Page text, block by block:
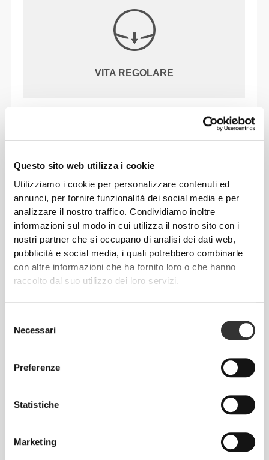
Questo sito web utilizza i cookie
Utilizziamo i cookie per personalizzare contenuti ed
annunci, per fornire funzionalità dei social media e per
analizzare il nostro traffico. Condividiamo inoltre
informazioni sul modo in cui utilizza il nostro sito con i
nostri partner che si occupano di analisi dei dati web,
pubblicità e social media, i quali potrebbero combinarle
con altre informazioni che ha fornito loro o che hanno
raccolto dal suo utilizzo dei loro servizi.
delNecessari
Preferenze
Statistiche
Marketing
VITA REGOLARE
IL NOSTRO MARCHIO È IL
Senza etichetta cucita
Il nostro abbigliamento è sinonimo di comodità.
Abbiamo abbracciato una filosofia che rimane
piacere, perché non causano irritazioni alla pelle.
CONSIGLI PER LE TAGLIE
Aderente